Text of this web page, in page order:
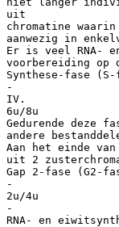
uit
chromatine
aanwezig in
Er is veel RNA-
voorbereiding op
Synthese-fase (S-
-
IV.
6u/8u
Gedurende deze
andere
Aan het einde
uit 2
Gap 2-fase (G2-
-
2u/4u
-
RNA- en